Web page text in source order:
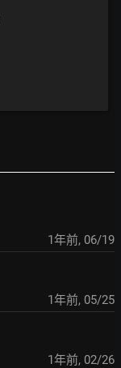
1年前, 06/19
1年前, 05/25
1年前, 02/26